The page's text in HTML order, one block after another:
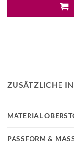
ZUSÄTZLICHE
MATERIAL
PASSFORM & MASSE